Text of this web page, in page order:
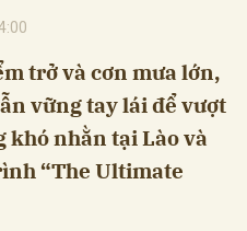
trở và cơn mưa lớn,
vững tay lái để vượt
khó nhằn tại Lào và
“The Ultimate